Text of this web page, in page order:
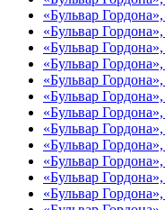
«Бульвар
«Бульвар
«Бульвар
«Бульвар
«Бульвар
«Бульвар
«Бульвар
«Бульвар
«Бульвар
«Бульвар
«Бульвар
«Бульвар